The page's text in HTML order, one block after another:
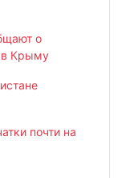
о
в Крыму
почти на